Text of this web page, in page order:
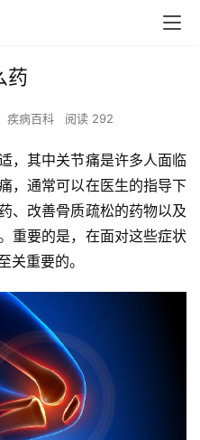
药
疾病百科 阅读 292
，其中关节痛是许多人面临
，通常可以在医生的指导下
、改善骨质疏松的药物以及
重要的是，在面对这些症状
关重要的。